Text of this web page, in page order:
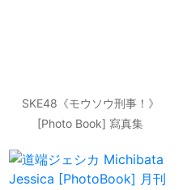
SKE48《モウソウ刑事！》
[Photo Book] 寫真集